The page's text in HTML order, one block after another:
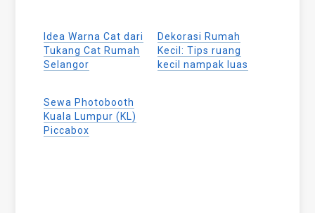
(Opens
in
new
window)
(Opens
in
new
window)
(Opens
in
window)
Idea Warna Cat dari
Tukang Cat Rumah
Selangor
Dekorasi Rumah
Kecil: Tips ruang
kecil nampak luas
Sewa Photobooth
Kuala Lumpur (KL)
Piccabox